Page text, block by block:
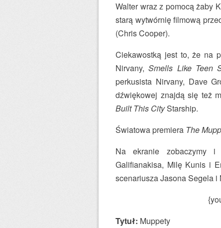
Walter wraz z pomocą żaby
starą wytwórnię filmową
(Chris Cooper).
Ciekawostką jest to, że na
Nirvany,Smells Like Teen
perkusista Nirvany, Dave
dźwiękowej znajdą się też
Built This CityStarship.
Światowa premiera The
Na ekranie zobaczymy i
Galifianakisa, Milę Kunis i
scenariusza Jasona Segela i
Tytuł: Muppety